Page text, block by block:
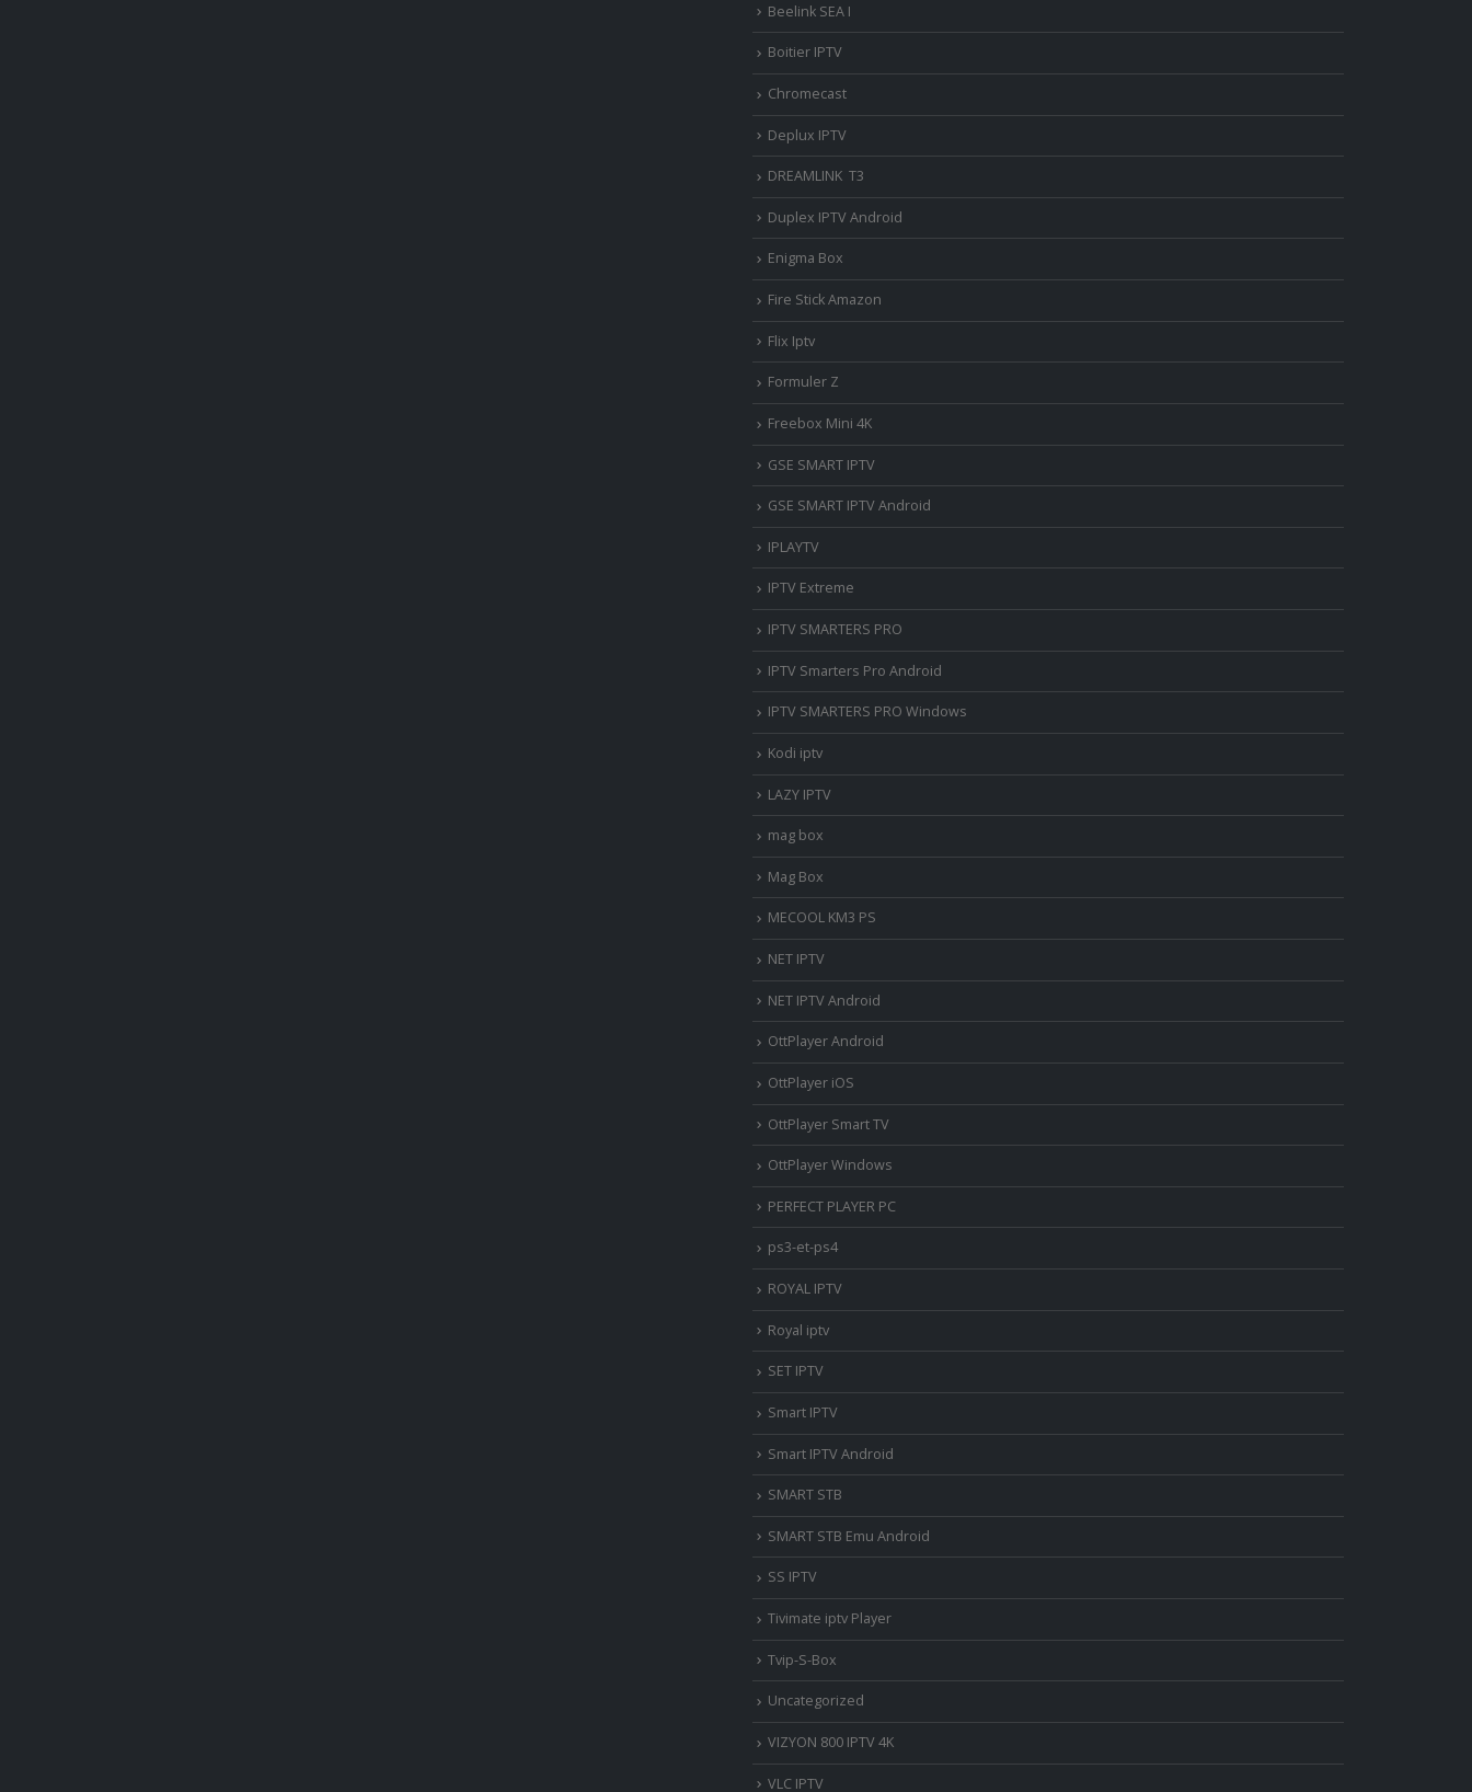
Beelink SEA I
Boitier IPTV
Chromecast
Deplux IPTV
DREAMLINK T3
Duplex IPTV Android
Enigma Box
Fire Stick Amazon
Flix Iptv
Formuler Z
Freebox Mini 4K
‎GSE SMART IPTV
GSE SMART IPTV Android
IPLAYTV
IPTV Extreme
IPTV SMARTERS PRO
IPTV Smarters Pro Android
IPTV SMARTERS PRO Windows
Kodi iptv
LAZY IPTV
mag box
Mag Box
MECOOL KM3 PS
NET IPTV
NET IPTV Android
OttPlayer Android
OttPlayer iOS
OttPlayer Smart TV
OttPlayer Windows
PERFECT PLAYER PC
ps3-et-ps4
ROYAL IPTV
Royal iptv
SET IPTV
Smart IPTV
Smart IPTV Android
SMART STB
SMART STB Emu Android
SS IPTV
Tivimate iptv Player
Tvip-S-Box
Uncategorized
VIZYON 800 IPTV 4K
VLC IPTV